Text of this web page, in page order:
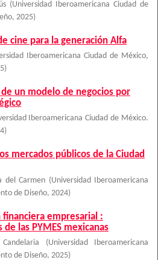
(Universidad Iberoamericana Ciudad de
, 2025)
cine para la generación Alfa
Iberoamericana Ciudad de México,
)
un modelo de negocios por
Iberoamericana Ciudad de México.
)
mercados públicos de la Ciudad
del Carmen (Universidad Iberoamericana
de Diseño, 2024)
financiera empresarial :
las PYMES mexicanas
(Universidad Iberoamericana
de Diseño, 2025)